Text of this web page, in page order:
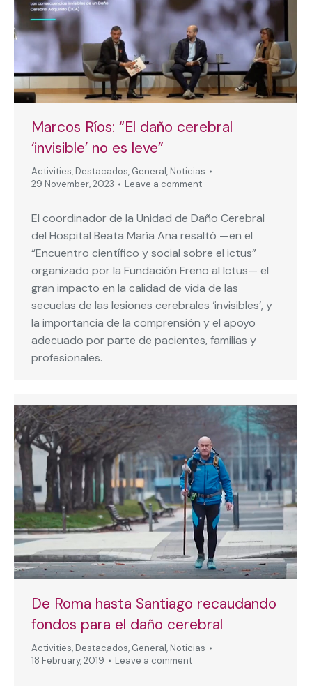
Marcos Ríos: “El daño cerebral
‘invisible’ no es leve”
Activities, Destacados, General, Noticias
29 November, 2023
Leave a comment
El coordinador de la Unidad de Daño Cerebral
del Hospital Beata María Ana resaltó —en el
“Encuentro científico y social sobre el ictus”
organizado por la Fundación Freno al Ictus— el
gran impacto en la calidad de vida de las
secuelas de las lesiones cerebrales ‘invisibles’, y
la importancia de la comprensión y el apoyo
adecuado por parte de pacientes, familias y
profesionales.
De Roma hasta Santiago recaudando
fondos para el daño cerebral
Activities, Destacados, General, Noticias
18 February, 2019
Leave a comment